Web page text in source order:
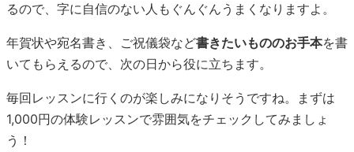
るので、字に自信のない人もぐんぐんうまくなりますよ。
年賀状や宛名書き、ご祝儀袋など書きたいもののお手本を書
いてもらえるので、次の日から役に立ちます。
毎回レッスンに行くのが楽しみになりそうですね。まずは
1,000円の体験レッスンで雰囲気をチェックしてみましょ
う！